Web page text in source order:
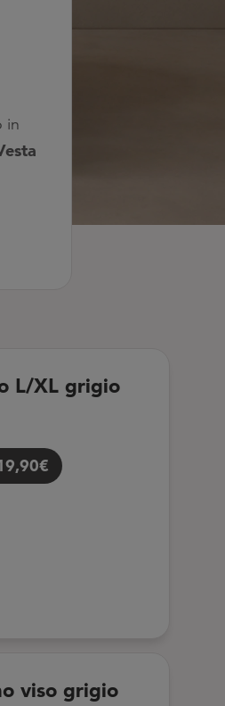
in
L/XL grigio
viso grigio